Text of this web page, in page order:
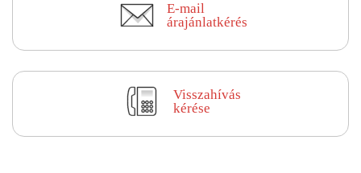
E-mail
árajánlatkérés
Visszahívás
kérése